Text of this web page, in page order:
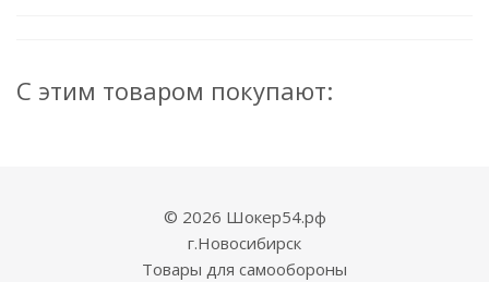
С этим товаром покупают:
© 2026 Шокер54.рф
г.Новосибирск
Товары для самообороны